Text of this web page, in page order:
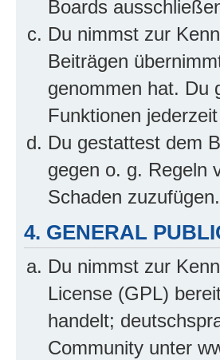
Boards
Du nimmst zur
Beiträgen
genommen hat. Du
Funktionen
Du gestattest dem
gegen o. g. Regeln
Schaden zuzufügen.
4. GENERAL
Du nimmst zur
License (GPL)
handelt;
Community unter